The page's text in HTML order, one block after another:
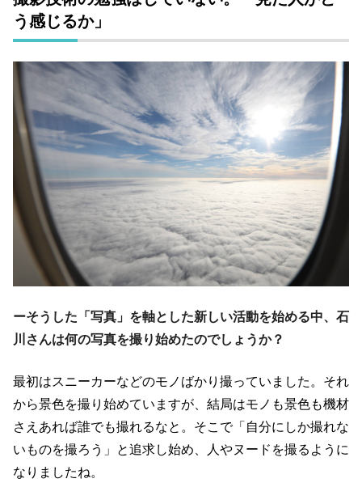
う感じるか」
ーそうした「写真」を軸とした新しい活動を始める中、石
川さんは何の写真を撮り始めたのでしょうか？
最初はスニーカーなどのモノばかり撮っていました。それ
から景色を撮り始めていますが、結局はモノも景色も機材
さえあれば誰でも撮れるなと。そこで「自分にしか撮れな
いものを撮ろう」と追求し始め、人やヌードを撮るように
なりましたね。